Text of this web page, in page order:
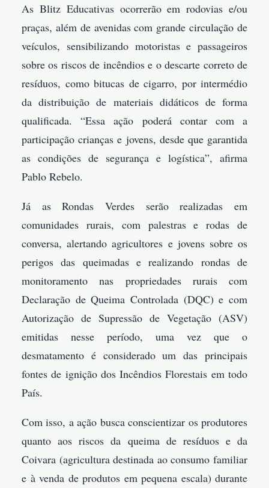
As Blitz Educativas ocorrerão em rodovias e/ou
praças, além de avenidas com grande circulação de
veículos, sensibilizando motoristas e passageiros
sobre os riscos de incêndios e o descarte correto de
resíduos, como bitucas de cigarro, por intermédio
da distribuição de materiais didáticos de forma
qualificada. “Essa ação poderá contar com a
participação crianças e jovens, desde que garantida
as condições de segurança e logística”, afirma
Pablo Rebelo.
Já as Rondas Verdes serão realizadas em
comunidades rurais, com palestras e rodas de
conversa, alertando agricultores e jovens sobre os
perigos das queimadas e realizando rondas de
monitoramento nas propriedades rurais com
Declaração de Queima Controlada (DQC) e com
Autorização de Supressão de Vegetação (ASV)
emitidas nesse período, uma vez que o
desmatamento é considerado um das principais
fontes de ignição dos Incêndios Florestais em todo
País.
Com isso, a ação busca conscientizar os produtores
quanto aos riscos da queima de resíduos e da
Coivara (agricultura destinada ao consumo familiar
e à venda de produtos em pequena escala) durante